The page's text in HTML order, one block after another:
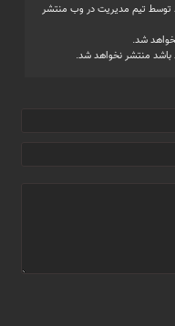
توسط تیم مدیریت در وب منتشر
شد.
باشد منتشر نخواهد شد.